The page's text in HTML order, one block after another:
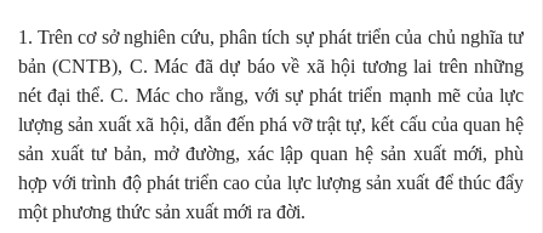
1. Trên cơ sở nghiên cứu, phân tích sự phát triển của chủ nghĩa tư
bản (CNTB), C. Mác đã dự báo về xã hội tương lai trên những
nét đại thể. C. Mác cho rằng, với sự phát triển mạnh mẽ của lực
lượng sản xuất xã hội, dẫn đến phá vỡ trật tự, kết cấu của quan hệ
sản xuất tư bản, mở đường, xác lập quan hệ sản xuất mới, phù
hợp với trình độ phát triển cao của lực lượng sản xuất để thúc đẩy
một phương thức sản xuất mới ra đời.